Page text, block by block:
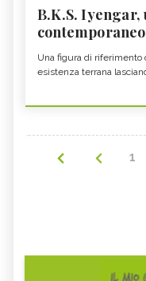
B.K.S.
contemporaneo
Una figura di riferimento
esistenza terrana
1